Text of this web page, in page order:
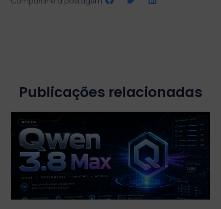
Publicações relacionadas